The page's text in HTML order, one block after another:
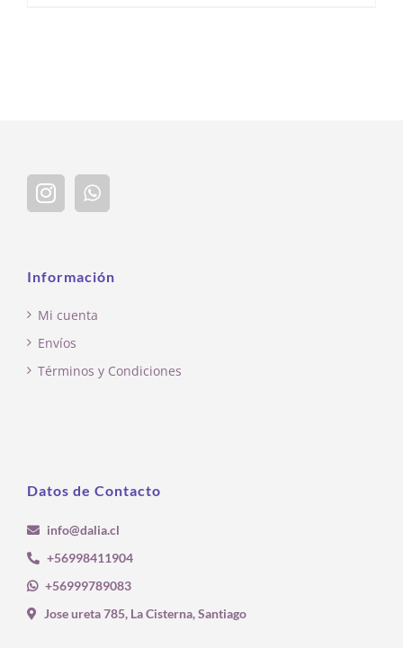
Información
Mi cuenta
Envíos
Términos y Condiciones
Datos de Contacto
info@dalia.cl
+56998411904
+56999789083
Jose ureta 785, La Cisterna, Santiago